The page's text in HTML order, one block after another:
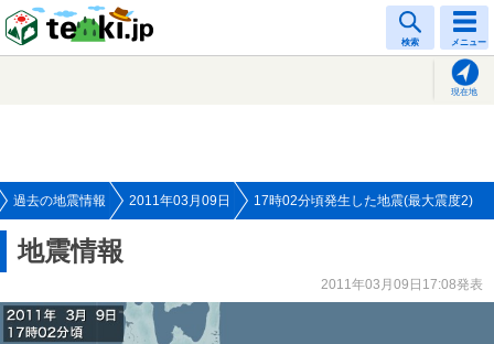
検索 メニュー
現在地
過去の地震情報 2011年03月09日 17時02分頃発生した地震(最大震度2)
地震情報
2011年03月09日17:08発表